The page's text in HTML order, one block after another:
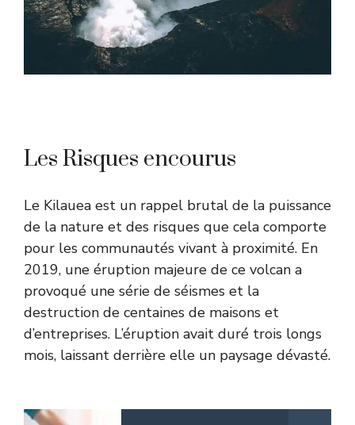
Les Risques encourus
Le Kilauea est un rappel brutal de la puissance
de la nature et des risques que cela comporte
pour les communautés vivant à proximité. En
2019, une éruption majeure de ce volcan a
provoqué une série de séismes et la
destruction de centaines de maisons et
d’entreprises. L’éruption avait duré trois longs
mois, laissant derrière elle un paysage dévasté.